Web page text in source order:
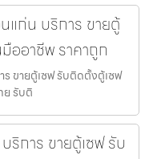
แก่น บริการ ขายตู้
ออาชีพ ราคาถูก
ขายตู้เซฟ รับติดตั้งตู้เซฟ
ย รับติ
ริการ ขายตู้เซฟ รับ